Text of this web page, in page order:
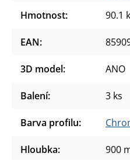
Hmotnost: 90.1
EAN:
3D model: ANO
Balení: 3 ks
Barva profilu:
Hloubka: 900